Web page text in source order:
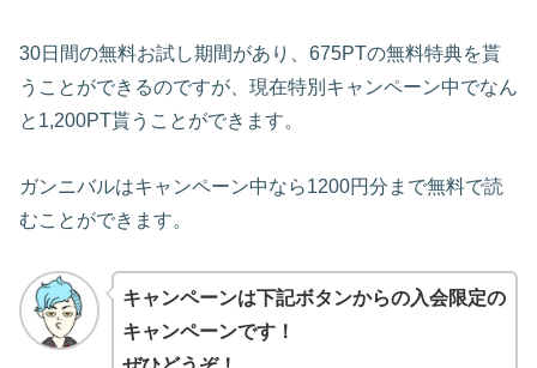
30日間の無料お試し期間があり、675PTの無料特典を貰
うことができるのですが、現在特別キャンペーン中でなん
と1,200PT貰うことができます。
ガンニバルはキャンペーン中なら1200円分まで無料で読
むことができます。
キャンペーンは下記ボタンからの入会限定の
キャンペーンです！